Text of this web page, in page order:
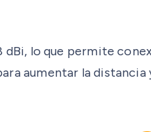
dBi, lo que permite
aumentar la distancia